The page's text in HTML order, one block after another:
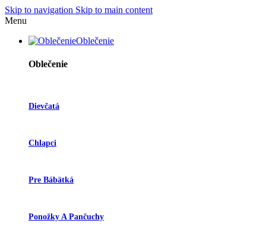
Skip to navigation Skip to main content
Menu
Oblečenie
Oblečenie
Dievčatá
Chlapci
Pre Bábätká
Ponožky A Pančuchy